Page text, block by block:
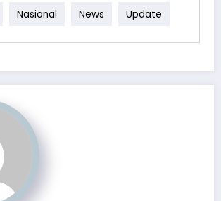
Nasional News Update